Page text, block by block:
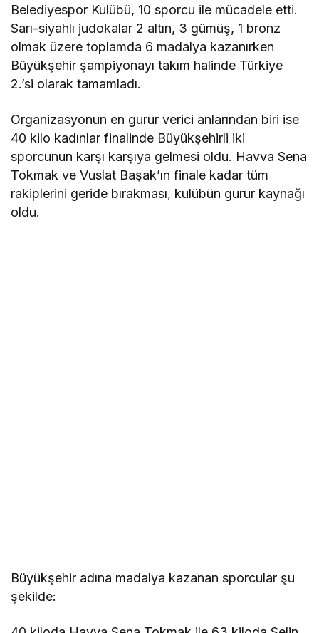
Belediyespor Kulübü, 10 sporcu ile mücadele etti.
Sarı-siyahlı judokalar 2 altın, 3 gümüş, 1 bronz
olmak üzere toplamda 6 madalya kazanırken
Büyükşehir şampiyonayı takım halinde Türkiye
2.’si olarak tamamladı.
Organizasyonun en gurur verici anlarından biri ise
40 kilo kadınlar finalinde Büyükşehirli iki
sporcunun karşı karşıya gelmesi oldu. Havva Sena
Tokmak ve Vuslat Başak’ın finale kadar tüm
rakiplerini geride bırakması, kulübün gurur kaynağı
oldu.
Büyükşehir adına madalya kazanan sporcular şu
şekilde: